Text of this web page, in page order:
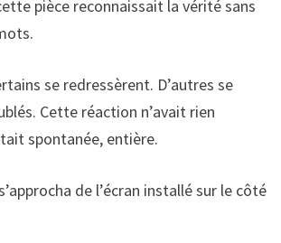
pièce reconnaissait la vérité sans
se redressèrent. D’autres se
Cette réaction n’avait rien
spontanée, entière.
de l’écran installé sur le côté